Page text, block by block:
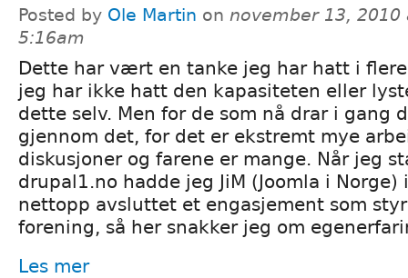
Posted by Ole Martin on november 13, 2010
5:16am
Dette har vært en tanke jeg har hatt i flere
jeg har ikke hatt den kapasiteten eller
dette selv. Men for de som nå drar i gang
gjennom det, for det er ekstremt mye
diskusjoner og farene er mange. Når jeg
drupal1.no hadde jeg JiM (Joomla i Norge)
nettopp avsluttet et engasjement som
forening, så her snakker jeg om
Les mer